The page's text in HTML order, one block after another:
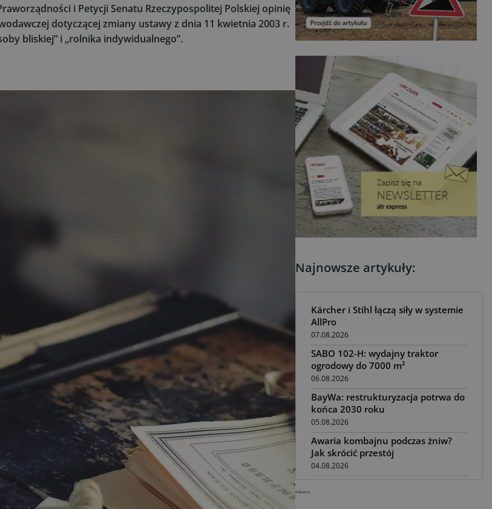
i Petycji Senatu Rzeczypospolitej Polskiej opinię
dotyczącej zmiany ustawy z dnia 11 kwietnia 2003 r.
bliskiej” i „rolnika indywidualnego”.
Najnowsze artykuły:
Kärcher i Stihl łączą siły w systemie
AllPro
07.08.2026
SABO 102-H: wydajny traktor
ogrodowy do 7000 m²
06.08.2026
BayWa: restrukturyzacja potrwa do
końca 2030 roku
05.08.2026
Awaria kombajnu podczas żniw?
Jak skrócić przestój
04.08.2026
Reklama